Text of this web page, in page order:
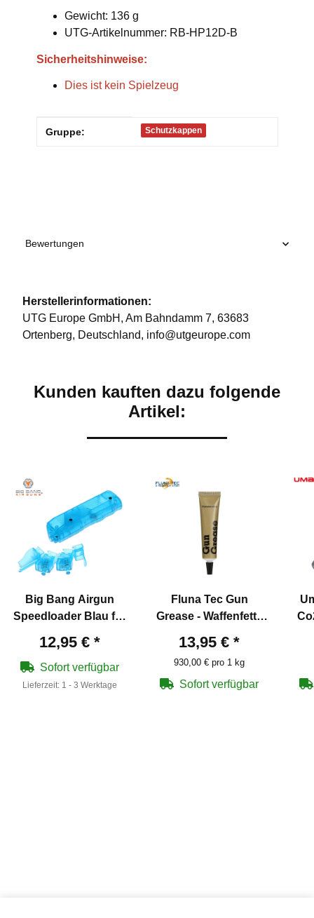
Gewicht: 136 g
UTG-Artikelnummer: RB-HP12D-B
Sicherheitshinweise:
Dies ist kein Spielzeug
Produkteigenschaft
Wert
Gruppe: Schutzkappen
Bewertungen
Herstellerinformationen:
UTG Europe GmbH, Am Bahndamm 7, 63683
Ortenberg, Deutschland, info@utgeurope.com
Kunden kauften dazu folgende
Artikel:
Big Bang Airgun
Speedloader Blau für
mm
12,95 € *
Sofort verfügbar
Lieferzeit: 1 - 3 Werktage
Fluna Tec Gun
Grease - Waffenfett -
13,95 € *
930,00 € pro 1 kg
Sofort verfügbar